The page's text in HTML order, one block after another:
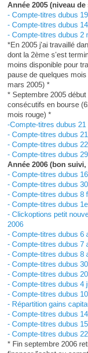
Année 2005 (niveau
- Compte-titres dubus
- Compte-titres dubus
- Compte-titres dubus 2
*En 2005 j'ai travaillé
dont la 2ème s'est
moins disponible pour
pause de quelques
mars 2005) *
* Septembre 2005
consécutifs en bourse
mois rouge) *
-Compte-titres dubus
- Compte-titres dubus
- Compte-titres dubus
- Compte-titres dubus
Année 2006 (bon
- Compte-titres dubus
- Compte-titres dubus
- Compte-titres dubus 8
- Compte-titres dubus
- Clickoptions petit
2006
- Compte-titres dubus 6
- Compte-titres dubus 7
- Compte-titres dubus 8
- Compte-titres dubus
- Compte-titres dubus
- Compte-titres dubus 4
- Compte-titres dubus
- Répartition gains
- Compte-titres dubus
- Compte-titres dubus
- Compte-titres dubus
* Fin septembre 2006